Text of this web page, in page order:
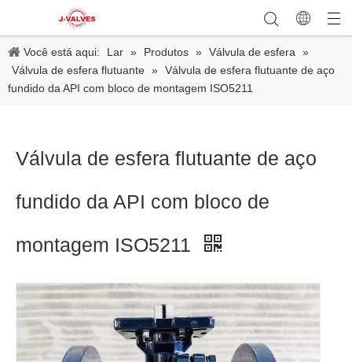
Você está aqui: Lar » Produtos » Válvula de esfera
»
Válvula de esfera flutuante » Válvula de esfera flutuante de aço
fundido da API com bloco de montagem ISO5211
Válvula de esfera flutuante de aço
fundido da API com bloco de
montagem ISO5211